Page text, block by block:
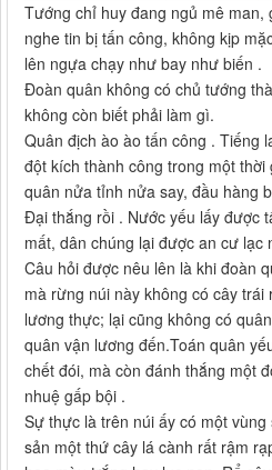
Tướng chỉ huy đang ngủ mê
nghe tin bị tấn công, không kịp
lên ngựa chạy như bay như biến .
Đoàn quân không có chủ tướng
không còn biết phải làm gì.
Quân địch ào ào tấn công . Tiếng
đột kích thành công trong một
quân nửa tỉnh nửa say, đầu hàng
Đại thắng rồi . Nước yếu lấy được
mất, dân chúng lại được an cư lạc
Câu hỏi được nêu lên là khi đoàn
mà rừng núi này không có cây
lương thực; lại cũng không có
quân vận lương đến.Toán quân
chết đói, mà còn đánh thắng một
nhuệ gấp bội .
Sự thực là trên núi ấy có một
sản một thứ cây lá cành rất rậm